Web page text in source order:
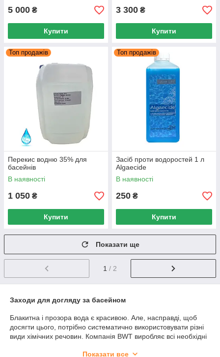
5 000 ₴
Купити
3 300 ₴
Купити
Топ продажів
Перекис водню 35% для
басейнів
В наявності
1 050 ₴
Купити
Топ продажів
Засіб проти водоростей 1 л
Algaecide
В наявності
250 ₴
Купити
Показати ще
1 / 2
Заходи для догляду за басейном
Блакитна і прозора вода є красивою. Але, насправді, щоб
досягти цього, потрібно систематично використовувати різні
види хімічних речовин. Компанія BWT виробляє всі необхідні
які речовини входять до цього списку і навіщо вони
Показати все